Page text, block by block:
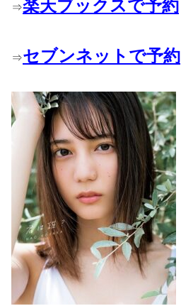
⇒楽天ブックスで予約
⇒セブンネットで予約